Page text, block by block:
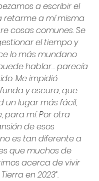
a escribir el
retarme a mí misma
cosas comunes. Se
el tiempo y
lo más mundano
hablar… parecía
Me impidió
y oscura, que
un lugar más fácil,
para mí. Por otra
de esos
es tan diferente a
que muchos de
acerca de vivir
en 2023”.